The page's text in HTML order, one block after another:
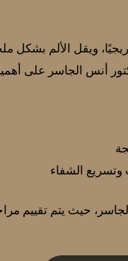
ويقل الألم بشكل
أنس الجاسر على
وتسريع الشفاء
حيث يتم تقييم